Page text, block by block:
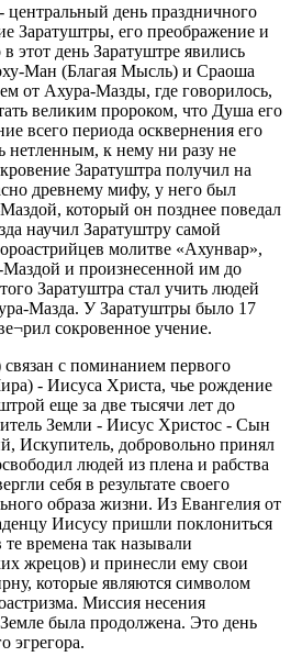
- центральный день праздничного
Заратуштры, его преображение и
этот день Заратуштре явились
Ман (Благая Мысль) и Сраоша
от Ахура-Мазды, где говорилось,
великим пророком, что Душа его
всего периода осквернения его
нетленным, к нему ни разу не
Заратуштра получил на
древнему мифу, у него был
который он позднее поведал
научил Заратуштру самой
молитве «Ахунвар»,
и произнесенной им до
Заратуштра стал учить людей
Мазда. У Заратуштры было 17
сокровенное учение.
с поминанием первого
- Иисуса Христа, чье рождение
еще за две тысячи лет до
Земли - Иисус Христос - Сын
Искупитель, добровольно принял
людей из плена и рабства
себя в результате своего
образа жизни. Из Евангелия от
Иисусу пришли поклониться
времена так называли
жрецов) и принесли ему свои
которые являются символом
Миссия несения
была продолжена. Это день
эгрегора.